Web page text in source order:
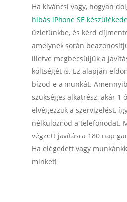
Ha kíváncsi vagy, hogyan
hibás iPhone SE
üzletünkbe, és kérd
amelynek során
illetve megbecsüljük a
költségét is. Ez alapján
bízod-e a munkát.
szükséges alkatrész, akár 1
elvégezzük a szervizelést,
nélkülöznöd a telefonodat.
végzett javításra 180 nap
Ha elégedett vagy
minket!